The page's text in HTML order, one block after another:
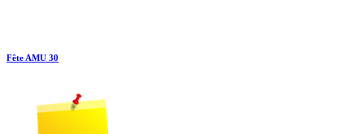
Fête AMU 30